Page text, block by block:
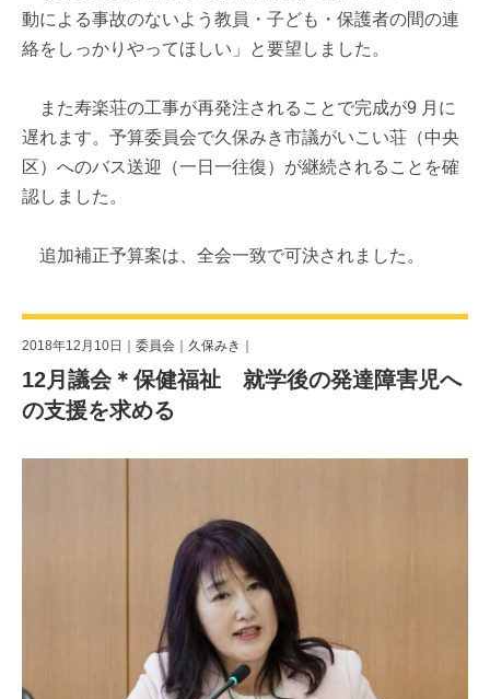
動による事故のないよう教員・子ども・保護者の間の連
絡をしっかりやってほしい」と要望しました。
また寿楽荘の工事が再発注されることで完成が9 月に
遅れます。予算委員会で久保みき市議がいこい荘（中央
区）へのバス送迎（一日一往復）が継続されることを確
認しました。
追加補正予算案は、全会一致で可決されました。
2018年12月10日｜ 委員会 ｜ 久保みき ｜
12月議会＊保健福祉 就学後の発達障害児へ
の支援を求める